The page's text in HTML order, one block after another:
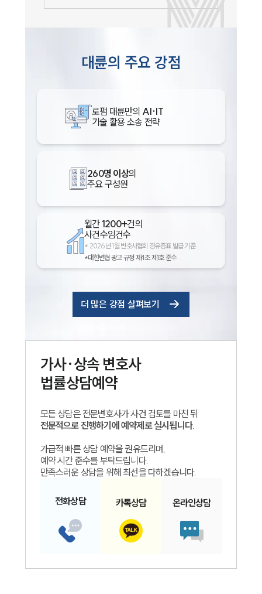
대륜의 주요 강점
로펌 대륜만의 AI·IT
기술 활용 소송 전략
260명 이상의
주요 구성원
월간1200+건의
사건수임건수
* 2026년 1월 변호사협회 경유증표 발급 기준
*대한변협 광고 규정 제4조 제1호 준수
더 많은 강점 살펴보기
가사·상속변호사
법률상담예약
모든 상담은 전문변호사가 사건 검토를 마친 뒤
전문적으로 진행하기에 예약제로 실시됩니다.
가급적 빠른 상담 예약을 권유드리며,
예약 시간 준수를 부탁드립니다.
만족스러운 상담을 위해 최선을 다하겠습니다.
전화상담 카톡상담 온라인상담